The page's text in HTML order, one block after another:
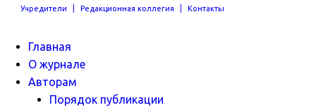
Учредители Редакционная коллегия Контакты
Главная
О журнале
Авторам
Порядок публикации